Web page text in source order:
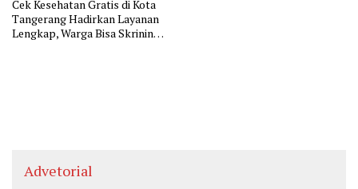
Cek Kesehatan Gratis di Kota
Tangerang Hadirkan Layanan
Lengkap, Warga Bisa Skrining
Advetorial